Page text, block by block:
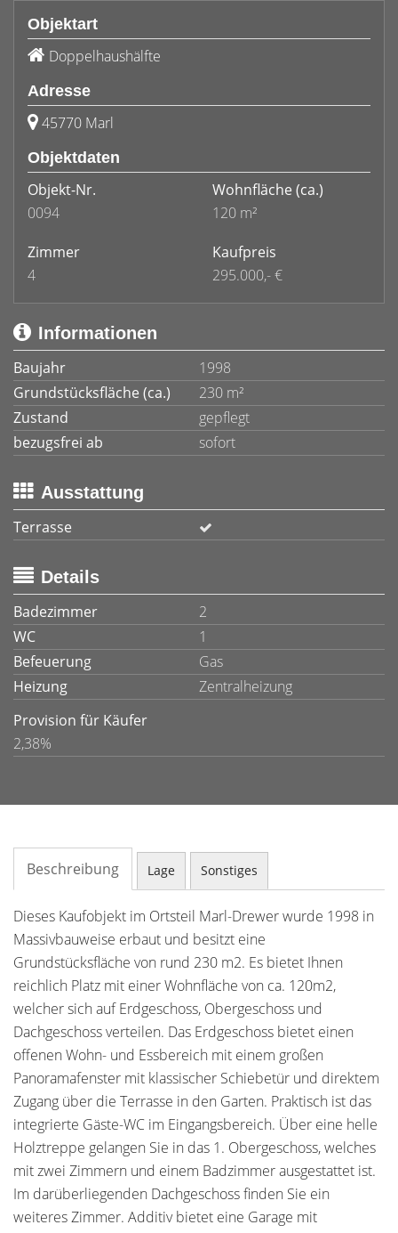
Objektart
Doppelhaushälfte
Adresse
45770 Marl
Objektdaten
Objekt-Nr.
0094
Wohnfläche (ca.)
120 m²
Zimmer
4
Kaufpreis
295.000,- €
Informationen
Baujahr
1998
Grundstücksfläche (ca.)
230 m²
Zustand
gepflegt
bezugsfrei ab
sofort
Ausstattung
Terrasse
Details
Badezimmer
2
WC
1
Befeuerung
Gas
Heizung
Zentralheizung
Provision für Käufer
2,38%
Beschreibung Lage Sonstiges
Dieses Kaufobjekt im Ortsteil Marl-Drewer wurde 1998 in
Massivbauweise erbaut und besitzt eine
Grundstücksfläche von rund 230 m2. Es bietet Ihnen
reichlich Platz mit einer Wohnfläche von ca. 120m2,
welcher sich auf Erdgeschoss, Obergeschoss und
Dachgeschoss verteilen. Das Erdgeschoss bietet einen
offenen Wohn- und Essbereich mit einem großen
Panoramafenster mit klassischer Schiebetür und direktem
Zugang über die Terrasse in den Garten. Praktisch ist das
integrierte Gäste-WC im Eingangsbereich. Über eine helle
Holztreppe gelangen Sie in das 1. Obergeschoss, welches
mit zwei Zimmern und einem Badzimmer ausgestattet ist.
Im darüberliegenden Dachgeschoss finden Sie ein
weiteres Zimmer. Additiv bietet eine Garage mit